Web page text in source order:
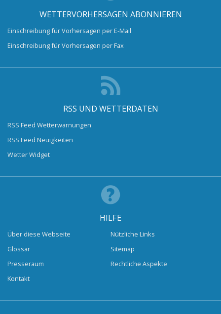
WETTERVORHERSAGEN ABONNIEREN
Einschreibung für Vorhersagen per E-Mail
Einschreibung für Vorhersagen per Fax
RSS UND WETTERDATEN
RSS Feed Wetterwarnungen
RSS Feed Neuigkeiten
Wetter Widget
HILFE
Über diese Webseite
Glossar
Presseraum
Kontakt
Nützliche Links
Sitemap
Rechtliche Aspekte